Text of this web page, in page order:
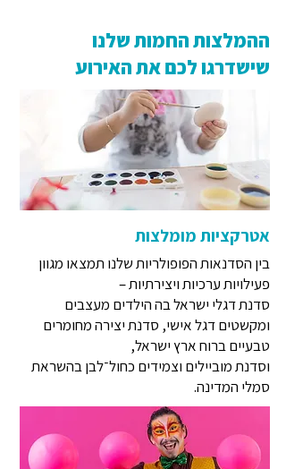
ההמלצות החמות שלנו
שישדרגו לכם את האירוע
אטרקציות מומלצות
בין הסדנאות הפופולריות שלנו תמצאו מגוון
פעילויות ערכיות ויצירתיות –
סדנת דגלי ישראל בה הילדים מעצבים
ומקשטים דגל אישי, סדנת יצירה מחומרים
טבעיים ברוח ארץ ישראל,
וסדנת מוביילים וצמידים כחול־לבן בהשראת
סמלי המדינה.